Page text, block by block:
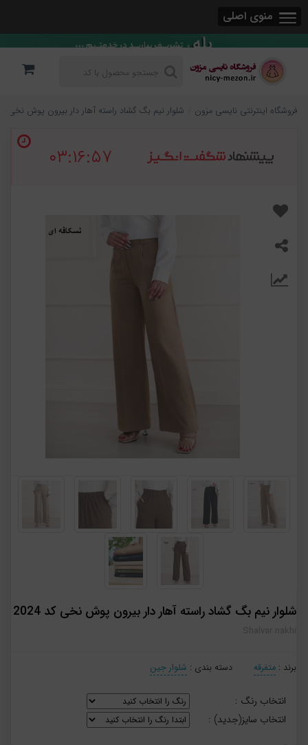
منوی اصلی
فروشگاه اینترنتی نایسی مزون شلوار نیم بگ گشاد راسته آهار دار بیرون پوش نخی کد
۰۳:۱۶:۵۷
شلوار نیم بگ گشاد راسته آهار دار بیرون پوش نخی کد 2024
برند : متفرقه دسته بندی : شلوار جین
انتخاب رنگ :
انتخاب سایز(جدید) :